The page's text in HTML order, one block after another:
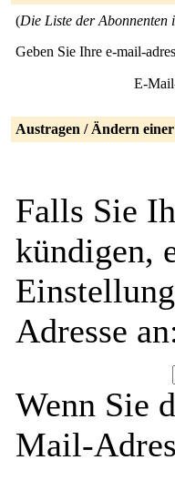
(Die Liste der Abonnenten
Geben Sie Ihre e-mail-
E-
Austragen / Ändern
Falls Sie
kündigen,
Adresse
Wenn Sie
Mail-